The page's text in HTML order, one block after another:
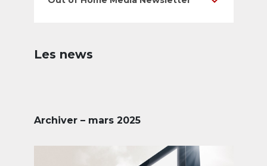
Les news
Archiver – mars 2025